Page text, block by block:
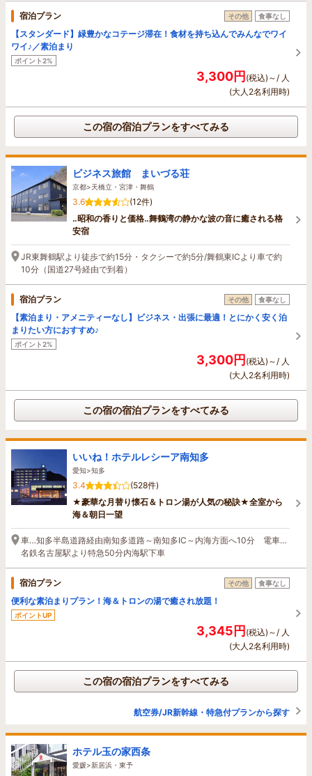
宿泊プラン その他 食事なし
【スタンダード】緑豊かなコテージ滞在！食材を持ち込んでみんなでワイ
ワイ♪／素泊まり
ポイント2%
3,300円(税込)～/ 人
(大人2名利用時)
この宿の宿泊プランをすべてみる
ビジネス旅館 まいづる荘
京都>天橋立・宮津・舞鶴
3.6
(12件)
‥昭和の香りと価格‥舞鶴湾の静かな波の音に癒される格
安宿
JR東舞鶴駅より徒歩で約15分・タクシーで約5分/舞鶴東ICより車で約
10分（国道27号経由で到着）
宿泊プラン その他 食事なし
【素泊まり・アメニティーなし】ビジネス・出張に最適！とにかく安く泊
まりたい方におすすめ♪
ポイント2%
3,300円(税込)～/ 人
(大人2名利用時)
この宿の宿泊プランをすべてみる
いいね！ホテルレシーア南知多
愛知>知多
3.4
(528件)
★豪華な月替り懐石＆トロン湯が人気の秘訣★全室から
海＆朝日一望
車…知多半島道路経由南知多道路～南知多IC～内海方面へ10分 電車…
名鉄名古屋駅より特急50分内海駅下車
宿泊プラン その他 食事なし
便利な素泊まりプラン！海＆トロンの湯で癒され放題！
ポイントUP
3,345円(税込)～/ 人
(大人2名利用時)
この宿の宿泊プランをすべてみる
航空券/JR新幹線・特急付プランから探す
ホテル玉の家西条
愛媛>新居浜・東予